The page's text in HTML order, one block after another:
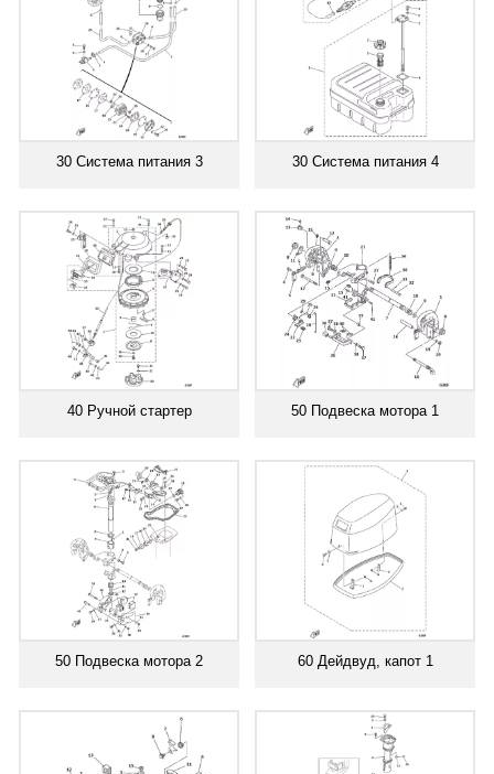
30 Система питания 3 30 Система питания 4
40 Ручной стартер 50 Подвеска мотора 1
50 Подвеска мотора 2 60 Дейдвуд, капот 1